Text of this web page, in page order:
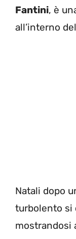
Fantini, è
all’interno
Natali dopo
turbolento si
mostrandosi